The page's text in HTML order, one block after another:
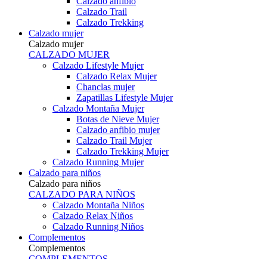
Calzado Trail
Calzado Trekking
Calzado mujer
Calzado mujer
CALZADO MUJER
Calzado Lifestyle Mujer
Calzado Relax Mujer
Chanclas mujer
Zapatillas Lifestyle Mujer
Calzado Montaña Mujer
Botas de Nieve Mujer
Calzado anfibio mujer
Calzado Trail Mujer
Calzado Trekking Mujer
Calzado Running Mujer
Calzado para niños
Calzado para niños
CALZADO PARA NIÑOS
Calzado Montaña Niños
Calzado Relax Niños
Calzado Running Niños
Complementos
Complementos